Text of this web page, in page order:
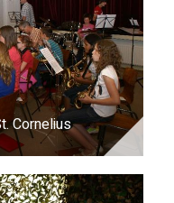
Cornelius